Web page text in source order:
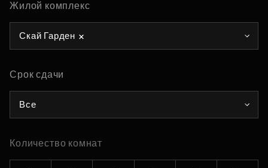
Жилой комплекс
Скай Гарден
Срок сдачи
Все
Количество комнат